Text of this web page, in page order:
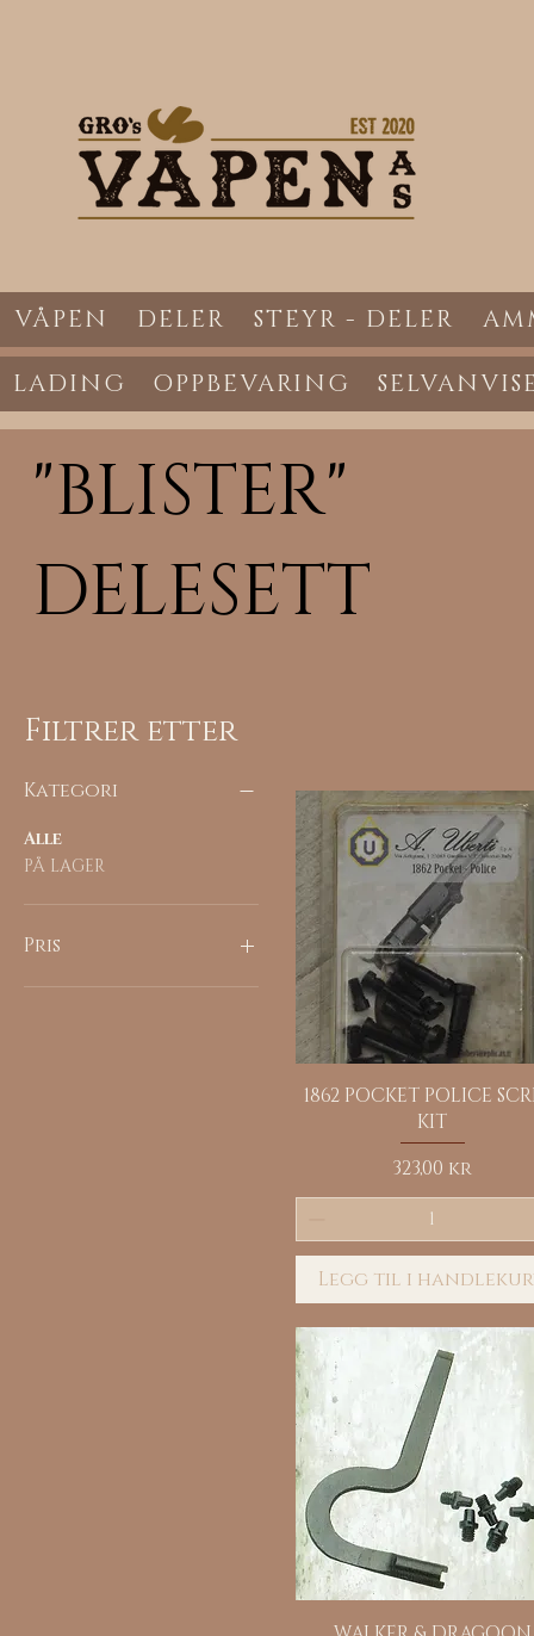
VÅPEN DELER STEYR - DELER
LADING OPPBEVARING
"BLISTER"
DELESETT
Filtrer etter
Kategori
Alle
PÅ LAGER
Pris
Hurtigvisning
1862 POCKET POLICE
KIT
Pris
323,00 kr
Legg til i
Hurtigvisning